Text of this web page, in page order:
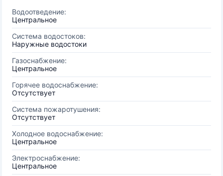
Водоотведение:
Центральное
Система водостоков:
Наружные водостоки
Газоснабжение:
Центральное
Горячее водоснабжение:
Отсутствует
Система пожаротушения:
Отсутствует
Холодное водоснабжение:
Центральное
Электроснабжение:
Центральное